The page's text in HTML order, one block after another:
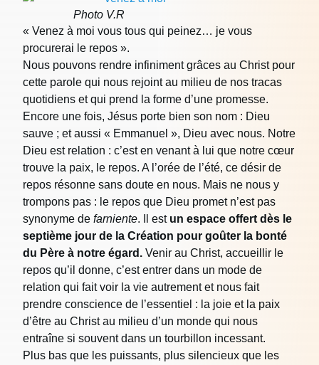
Photo V.R
« Venez à moi vous tous qui peinez… je vous
procurerai le repos ».
Nous pouvons rendre infiniment grâces au Christ pour
cette parole qui nous rejoint au milieu de nos tracas
quotidiens et qui prend la forme d’une promesse.
Encore une fois, Jésus porte bien son nom : Dieu
sauve ; et aussi « Emmanuel », Dieu avec nous. Notre
Dieu est relation : c’est en venant à lui que notre cœur
trouve la paix, le repos. A l’orée de l’été, ce désir de
repos résonne sans doute en nous. Mais ne nous y
trompons pas : le repos que Dieu promet n’est pas
synonyme defarniente. Il est un espace offert dès le
septième jour de la Création pour goûter la bonté
du Père à notre égard. Venir au Christ, accueillir le
repos qu’il donne, c’est entrer dans un mode de
relation qui fait voir la vie autrement et nous fait
prendre conscience de l’essentiel : la joie et la paix
d’être au Christ au milieu d’un monde qui nous
entraîne si souvent dans un tourbillon incessant.
Plus bas que les puissants, plus silencieux que les